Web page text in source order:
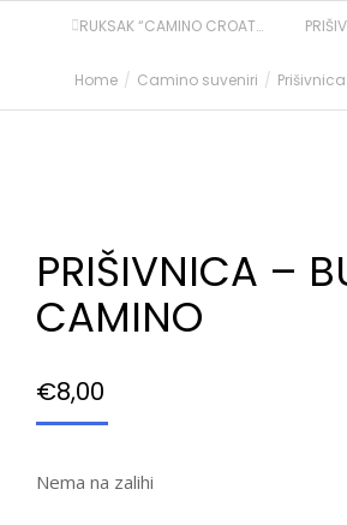
You are here:
Home Camino suveniri
RUKSAK “CAMINO CROATIA”
PRIŠIVNICA –
CAMINO
€8,00
Nema na zalihi